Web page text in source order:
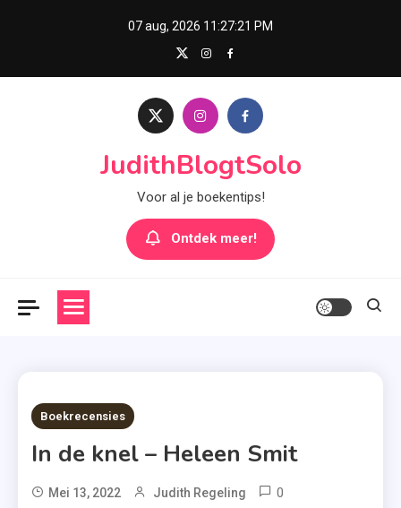
07 aug, 2026 11:27:22 PM
JudithBlogtSolo
Voor al je boekentips!
Ontdek meer!
7 MINS READ
Boekrecensies
In de knel – Heleen Smit
Mei 13, 2022 Judith Regeling 0